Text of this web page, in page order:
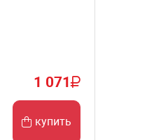
1 071
купить